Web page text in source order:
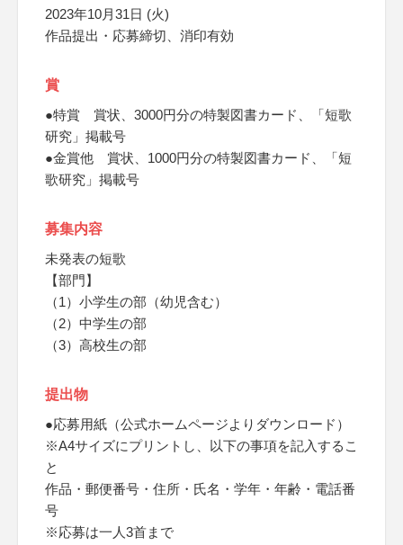
2023年10月31日 (火)
作品提出・応募締切、消印有効
賞
●特賞 賞状、3000円分の特製図書カード、「短歌
研究」掲載号
●金賞他 賞状、1000円分の特製図書カード、「短
歌研究」掲載号
募集内容
未発表の短歌
【部門】
（1）小学生の部（幼児含む）
（2）中学生の部
（3）高校生の部
提出物
●応募用紙（公式ホームページよりダウンロード）
※A4サイズにプリントし、以下の事項を記入するこ
と
作品・郵便番号・住所・氏名・学年・年齢・電話番
号
※応募は一人3首まで